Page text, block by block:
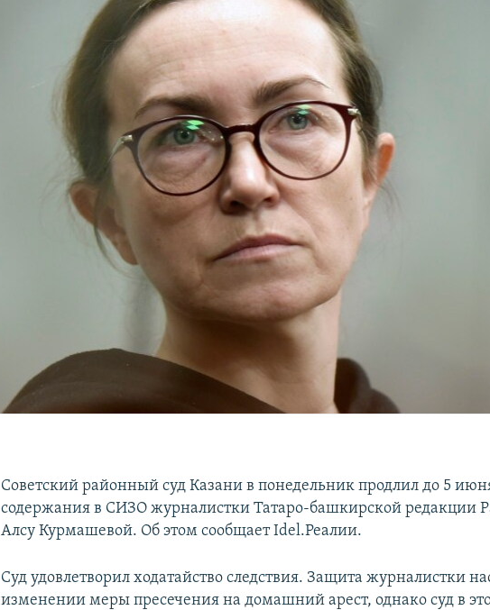
Советский районный суд Казани в понедельник продлил до 5
содержания в СИЗО журналистки Татаро-башкирской редакции
Алсу Курмашевой. Об этом сообщает Idel.Реалии.
Суд удовлетворил ходатайство следствия. Защита журналистки
изменении меры пресечения на домашний арест, однако суд в